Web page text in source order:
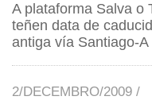
A plataforma Salva o
teñen data de
antiga vía Santiago-A
2/DECEMBRO/2009 /